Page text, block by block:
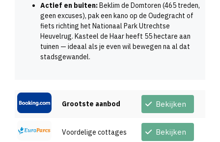
Actief en buiten:Beklim de Domtoren (465 treden,
geen excuses), pak een kano op de Oudegracht of
fiets richting het Nationaal Park Utrechtse
Heuvelrug. Kasteel de Haar heeft 55 hectare aan
tuinen — ideaal als je even wil bewegen na al dat
stadsgewandel.
Grootste aanbod Bekijken
Voordelige cottages Bekijken